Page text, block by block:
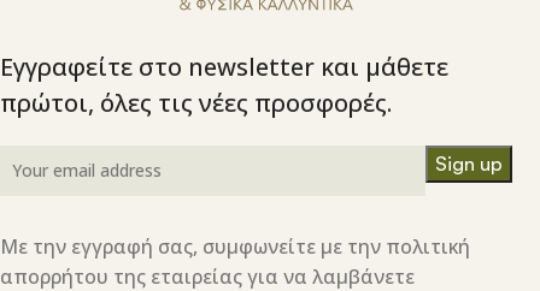
Εγγραφείτε στο newsletter και μάθετε
πρώτοι, όλες τις νέες προσφορές.
Με την εγγραφή σας, συμφωνείτε με την πολιτική
απορρήτου της εταιρείας για να λαμβάνετε